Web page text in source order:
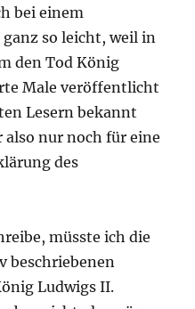
bei einem
so leicht, weil in
den Tod König
Male veröffentlicht
Lesern bekannt
also nur noch für eine
des
müsste ich die
beschriebenen
Ludwigs II.